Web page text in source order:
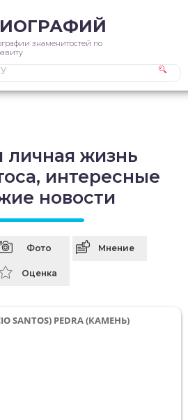
знаменитостей по
личная жизнь
интересные
новости
Фото Мнение
Оценка
SANTOS) PEDRA (КАМЕНЬ)